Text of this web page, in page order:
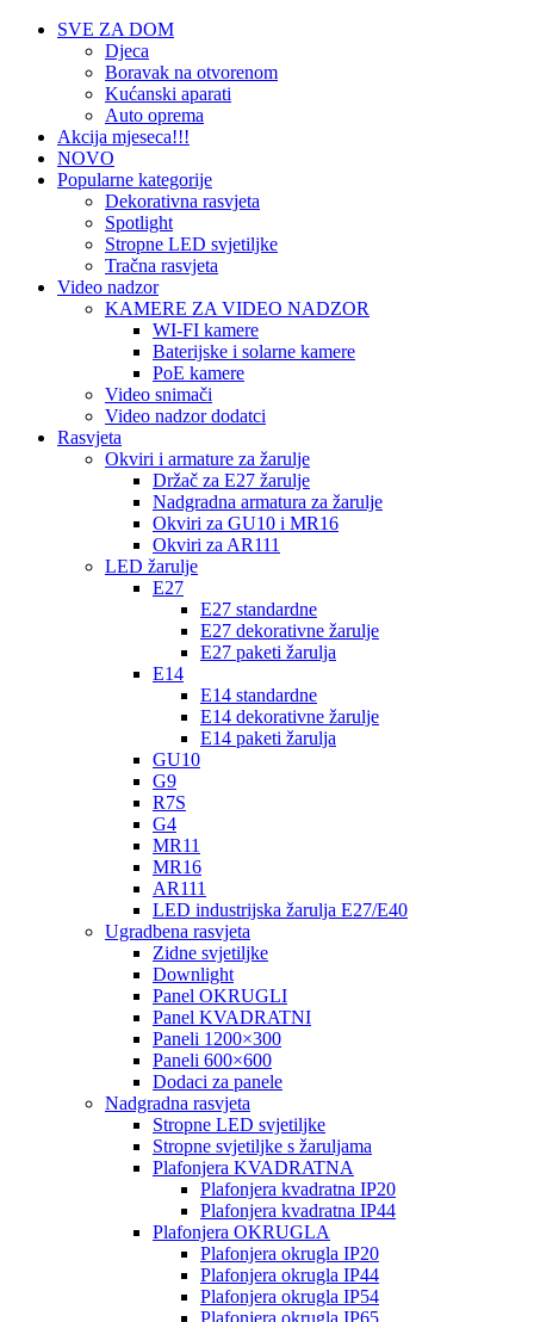
SVE ZA DOM
Djeca
Boravak na otvorenom
Kućanski aparati
Auto oprema
Akcija mjeseca!!!
NOVO
Popularne kategorije
Dekorativna rasvjeta
Spotlight
Stropne LED svjetiljke
Tračna rasvjeta
Video nadzor
KAMERE ZA VIDEO NADZOR
WI-FI kamere
Baterijske i solarne kamere
PoE kamere
Video snimači
Video nadzor dodatci
Rasvjeta
Okviri i armature za žarulje
Držač za E27 žarulje
Nadgradna armatura za žarulje
Okviri za GU10 i MR16
Okviri za AR111
LED žarulje
E27
E27 standardne
E27 dekorativne žarulje
E27 paketi žarulja
E14
E14 standardne
E14 dekorativne žarulje
E14 paketi žarulja
GU10
G9
R7S
G4
MR11
MR16
AR111
LED industrijska žarulja E27/E40
Ugradbena rasvjeta
Zidne svjetiljke
Downlight
Panel OKRUGLI
Panel KVADRATNI
Paneli 1200×300
Paneli 600×600
Dodaci za panele
Nadgradna rasvjeta
Stropne LED svjetiljke
Stropne svjetiljke s žaruljama
Plafonjera KVADRATNA
Plafonjera kvadratna IP20
Plafonjera kvadratna IP44
Plafonjera OKRUGLA
Plafonjera okrugla IP20
Plafonjera okrugla IP44
Plafonjera okrugla IP54
Plafonjera okrugla IP65